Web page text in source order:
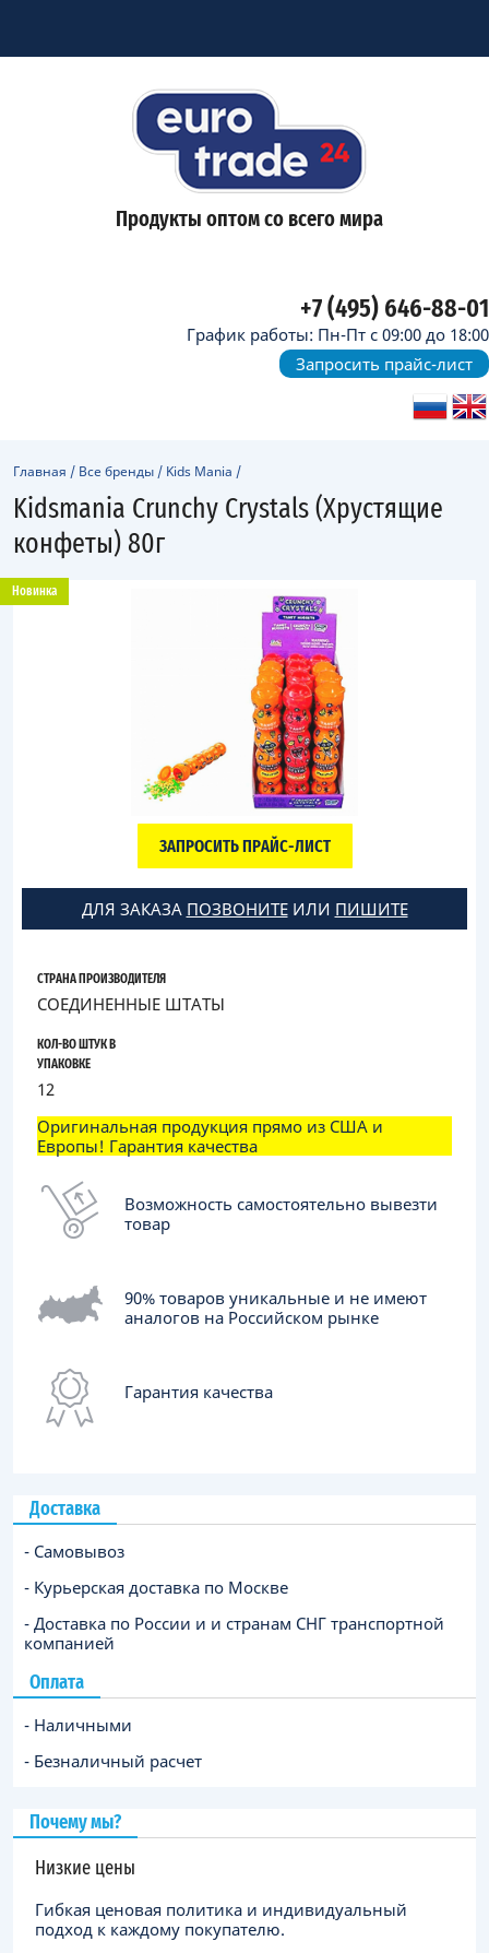
Продукты оптом со всего мира
+7 (495) 646-88-01
График работы: Пн-Пт с 09:00 до 18:00
Запросить прайс-лист
Главная / Все бренды / Kids Mania /
Kidsmania Crunchy Crystals (Хрустящие
конфеты) 80г
Новинка
ЗАПРОСИТЬ ПРАЙС-ЛИСТ
ДЛЯ ЗАКАЗА ПОЗВОНИТЕИЛИ ПИШИТЕ
СТРАНА ПРОИЗВОДИТЕЛЯ
СОЕДИНЕННЫЕ ШТАТЫ
КОЛ-ВО ШТУК В
УПАКОВКЕ
12
Оригинальная продукция прямо из США и
Европы! Гарантия качества
Возможность самостоятельно вывезти
товар
90% товаров уникальные и не имеют
аналогов на Российском рынке
Гарантия качества
Доставка
- Самовывоз
- Курьерская доставка по Москве
- Доставка по России и и странам СНГ транспортной
компанией
Оплата
- Наличными
- Безналичный расчет
Почему мы?
Низкие цены
Гибкая ценовая политика и индивидуальный
подход к каждому покупателю.